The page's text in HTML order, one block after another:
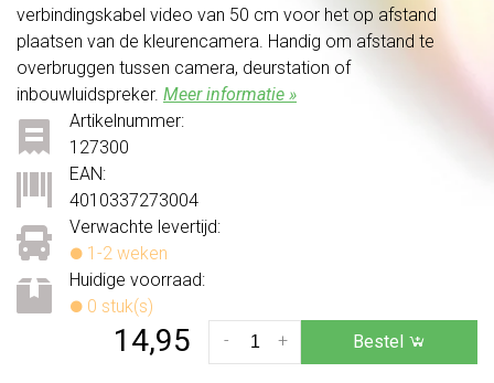
verbindingskabel video van 50 cm voor het op afstand
plaatsen van de kleurencamera. Handig om afstand te
overbruggen tussen camera, deurstation of
inbouwluidspreker. Meer informatie »
Verwachte levertijd:
1-2 weken
Huidige voorraad:
0 stuk(s)
Artikelnummer:
127300
EAN:
4010337273004
14,95 +
- Bestel